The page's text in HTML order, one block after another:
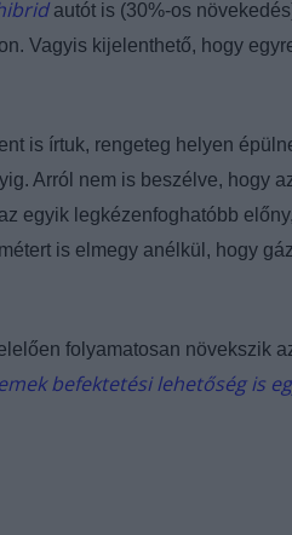
autót is (30%-os
Vagyis kijelenthető, hogy
is írtuk, rengeteg helyen
Arról nem is beszélve, hogy
egyik legkézenfoghatóbb
is elmegy anélkül, hogy
folyamatosan növekszik
befektetési lehetőség is